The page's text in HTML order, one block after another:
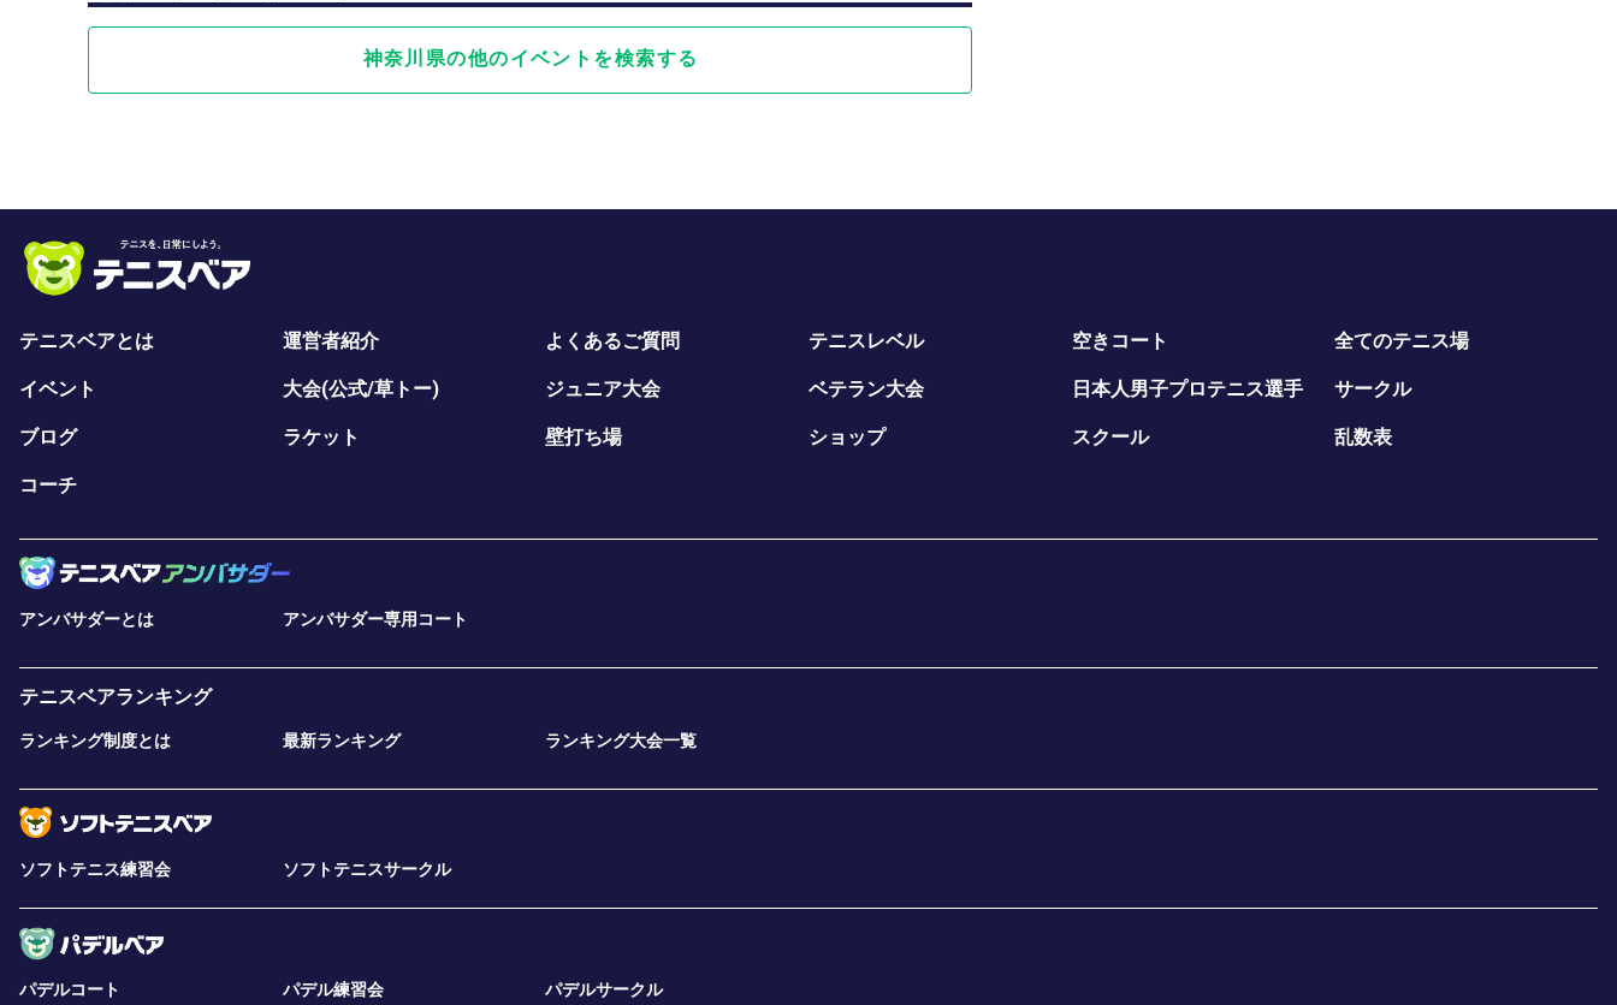
神奈川県の他のイベントを検索する
テニスベアとは 運営者紹介 よくあるご質問 テニスレベル 空きコート 全てのテニス場
イベント 大会(公式/草トー) ジュニア大会 ベテラン大会 日本人男子プロテニス選手 サークル
ブログ ラケット 壁打ち場 ショップ スクール 乱数表
コーチ
アンバサダーとは アンバサダー専用コート
テニスベアランキング
ランキング制度とは 最新ランキング ランキング大会一覧
ソフトテニス練習会 ソフトテニスサークル
パデルコート パデル練習会 パデルサークル